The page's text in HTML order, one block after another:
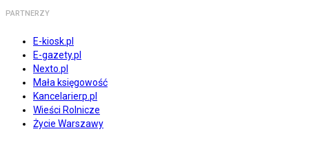
PARTNERZY
E-kiosk.pl
E-gazety.pl
Nexto.pl
Mała księgowość
Kancelarierp.pl
Wieści Rolnicze
Życie Warszawy